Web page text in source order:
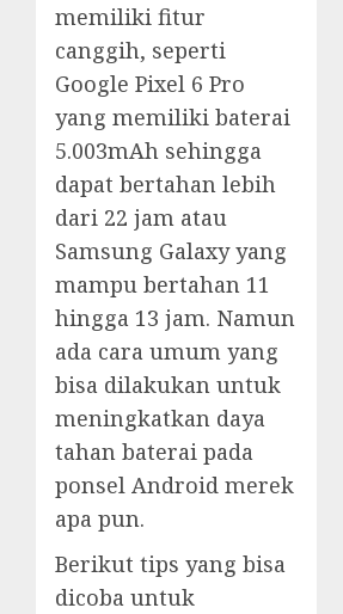
memiliki fitur
canggih, seperti
Google Pixel 6 Pro
yang memiliki baterai
5.003mAh sehingga
dapat bertahan lebih
dari 22 jam atau
Samsung Galaxy yang
mampu bertahan 11
hingga 13 jam. Namun
ada cara umum yang
bisa dilakukan untuk
meningkatkan daya
tahan baterai pada
ponsel Android merek
apa pun.
Berikut tips yang bisa
dicoba untuk